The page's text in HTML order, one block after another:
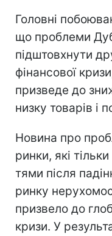
Головні
що проблеми
підштовхнути
фінансової
призведе до
низку товарів і
Новина про
ринки, які
тями після
ринку
призвело до
кризи. У